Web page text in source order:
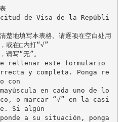
de Visa de la Repúbli
楚地填写本表格。请逐项在空白处用
或在□内打“√”
请写“无”。
rellenar este formulario
y completa. Ponga re
con
en cada uno de lo
o marcar “√” en la casi
Si algún
a su situación, ponga